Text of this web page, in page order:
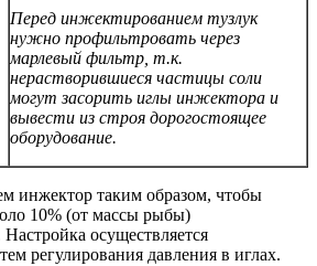
Перед инжектированием тузлук
нужно профильтровать через
марлевый фильтр, т.к.
нерастворившиеся частицы соли
могут засорить иглы инжектора и
вывести из строя дорогостоящее
оборудование.
инжектор таким образом, чтобы
10% (от массы рыбы)
осуществляется
регулирования давления в иглах.